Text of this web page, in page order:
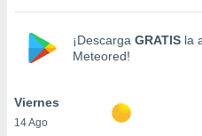
aceptar
de
¡Descarga GRATIS la
Meteored!
Viernes
14 Ago